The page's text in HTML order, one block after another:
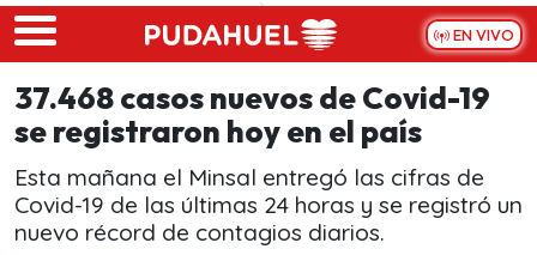
Skip to main content
EN VIVO
37.468 casos nuevos de Covid-19
se registraron hoy en el país
Esta mañana el Minsal entregó las cifras de
Covid-19 de las últimas 24 horas y se registró un
nuevo récord de contagios diarios.